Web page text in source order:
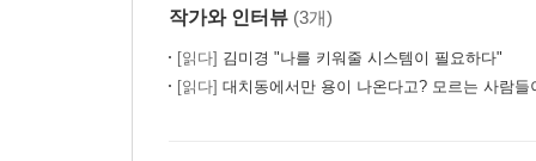
작가와 인터뷰 (3개)
[읽다] 김미경 "나를 키워줄 시스템이 필요하다"
[읽다] 대치동에서만 용이 나온다고? 모르는 사람